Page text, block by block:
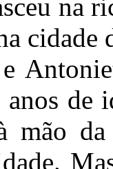
na
de
mão